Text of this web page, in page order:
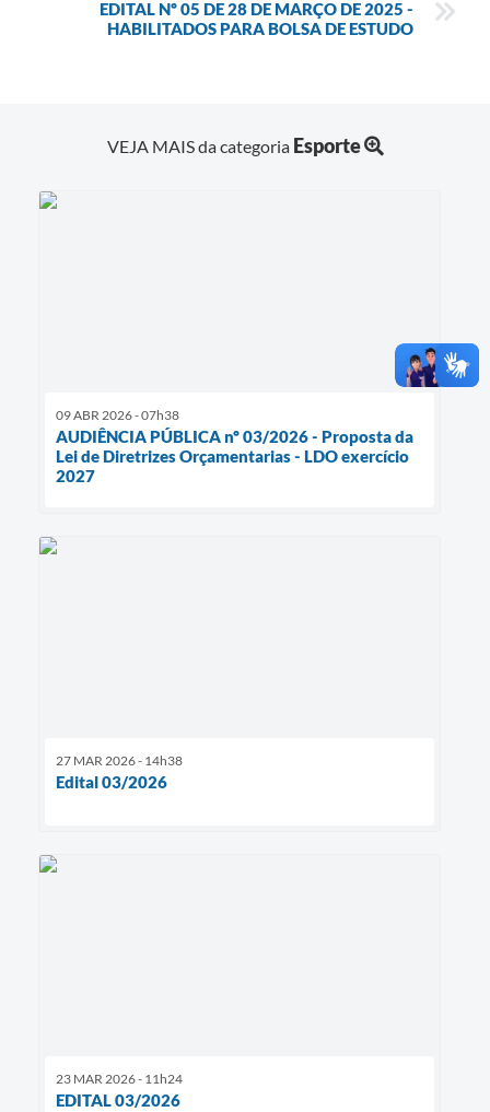
EDITAL Nº 05 DE 28 DE MARÇO DE 2025 -
HABILITADOS PARA BOLSA DE ESTUDO
VEJA MAIS da categoria Esporte
09 ABR 2026 - 07h38
AUDIÊNCIA PÚBLICA nº 03/2026 - Proposta da
Lei de Diretrizes Orçamentarias - LDO exercício
2027
27 MAR 2026 - 14h38
Edital 03/2026
23 MAR 2026 - 11h24
EDITAL 03/2026